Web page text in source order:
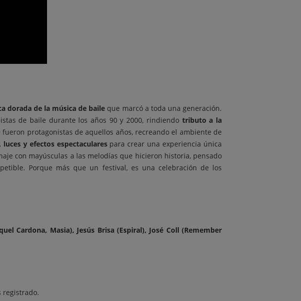
dorada de la música de baile que marcó a toda una generación.
de baile durante los años 90 y 2000, rindiendo tributo a la
protagonistas de aquellos años, recreando el ambiente de
y efectos espectacularespara crear una experiencia única
con mayúsculas a las melodías que hicieron historia, pensado
Porque más que un festival, es una celebración de los
Cardona, Masia), Jesús Brisa (Espiral), José Coll (Remember
registrado.